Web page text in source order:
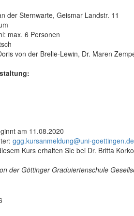
der Sternwarte, Geismar Landstr. 11
max. 6 Personen
von der Brelie-Lewin, Dr. Maren
am 11.08.2020
ggg.kursanmeldung@uni-goettingen.de
Kurs erhalten Sie bei Dr. Britta
der Göttinger Graduiertenschule